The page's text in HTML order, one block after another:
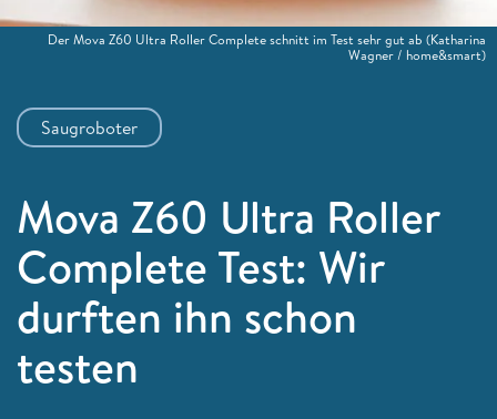
Saugroboter
Mova Z60 Ultra Roller
Complete Test: Wir
durften ihn schon
testen
Der Mova Z60 Ultra Roller Complete schnitt im Test sehr gut ab (Katharina
Wagner / home&smart)